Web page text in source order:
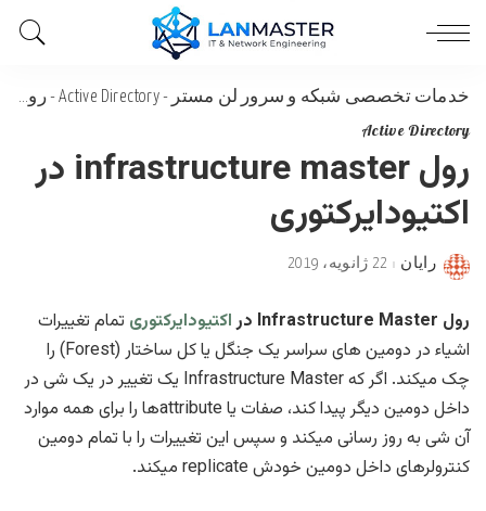
خدمات تخصصی شبکه و سرور لن مستر -
Active Directory
-رول infrastructure master در اکتیودایرکتوری
Active Directory
رول infrastructure master در
اکتیودایرکتوری
Posted
رایان 22 ژانویه، 2019
رول Infrastructure Master در اکتیودایرکتوری تمام تغییرات
اشیاء در دومین های سراسر یک جنگل یا کل ساختار (Forest) را
چک میکند. اگر که Infrastructure Master یک تغییر در یک شی در
داخل دومین دیگر پیدا کند، صفات یا attributeها را برای همه موارد
آن شی به روز رسانی میکند و سپس این تغییرات را با تمام دومین
کنترولرهای داخل دومین خودش replicate میکند.